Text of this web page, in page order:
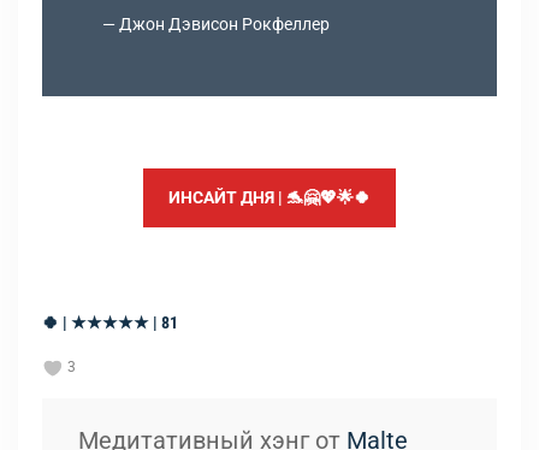
Джон Дэвисон Рокфеллер
ИНСАЙТ ДНЯ | 🐬🤗💖🌟🍀
🍀 | ★★★★★ | 81
3
Медитативный хэнг от Malte